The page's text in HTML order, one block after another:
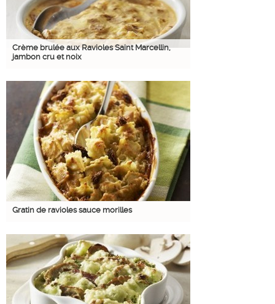
Crème brulée aux Ravioles Saint Marcellin,
jambon cru et noix
Gratin de ravioles sauce morilles